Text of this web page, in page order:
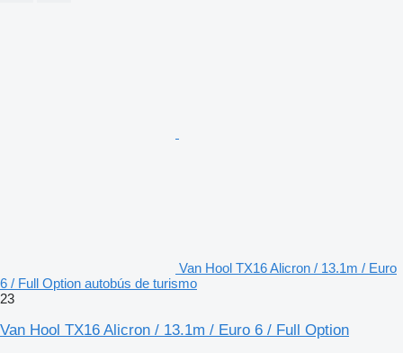
Van Hool TX16 Alicron / 13.1m / Euro
6 / Full Option autobús de turismo
23
Van Hool TX16 Alicron / 13.1m / Euro 6 / Full Option